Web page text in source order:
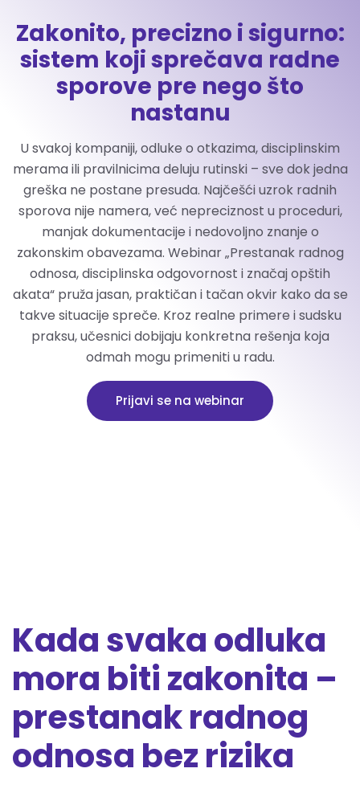
Zakonito, precizno i sigurno:
sistem koji sprečava radne
sporove pre nego što
nastanu
U svakoj kompaniji, odluke o otkazima, disciplinskim
merama ili pravilnicima deluju rutinski – sve dok jedna
greška ne postane presuda. Najčešći uzrok radnih
sporova nije namera, već nepreciznost u proceduri,
manjak dokumentacije i nedovoljno znanje o
zakonskim obavezama. Webinar „Prestanak radnog
odnosa, disciplinska odgovornost i značaj opštih
akata“ pruža jasan, praktičan i tačan okvir kako da se
takve situacije spreče. Kroz realne primere i sudsku
praksu, učesnici dobijaju konkretna rešenja koja
odmah mogu primeniti u radu.
Prijavi se na webinar
Kada svaka odluka
mora biti zakonita –
prestanak radnog
odnosa bez rizika